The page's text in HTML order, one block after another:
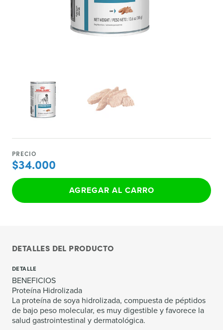
PRECIO
$34.000
AGREGAR AL CARRO
DETALLES DEL PRODUCTO
DETALLE
BENEFICIOS
Proteína Hidrolizada
La proteína de soya hidrolizada, compuesta de péptidos
de bajo peso molecular, es muy digestible y favorece la
salud gastrointestinal y dermatológica.